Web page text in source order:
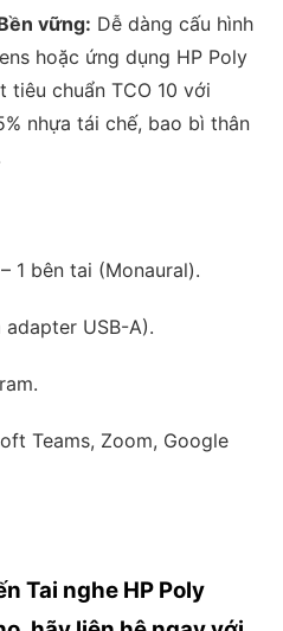
vững: Dễ dàng cấu hình
hoặc ứng dụng HP Poly
tiêu chuẩn TCO 10 với
nhựa tái chế, bao bì thân
1 bên tai (Monaural).
adapter USB-A).
Teams, Zoom, Google
Tai nghe HP Poly